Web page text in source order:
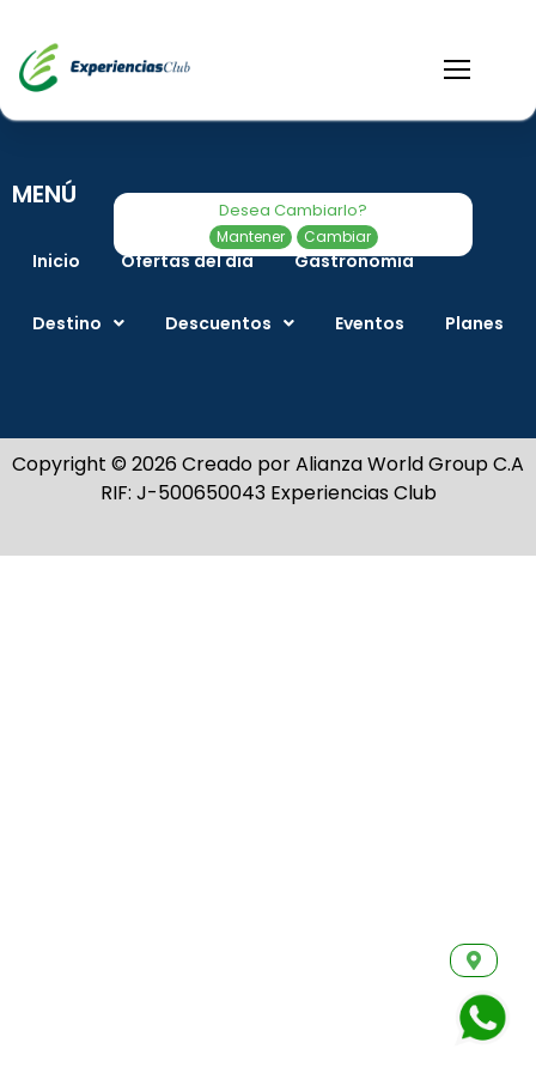
Desea Cambiarlo?
Mantener Cambiar
MENÚ
Inicio Ofertas del día Gastronomía
Destino Descuentos Eventos Planes
Copyright © 2026 Creado por Alianza World Group C.A
RIF: J-500650043 Experiencias Club